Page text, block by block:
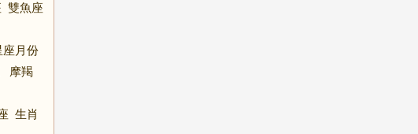
雙魚座
座月份
摩羯
生肖